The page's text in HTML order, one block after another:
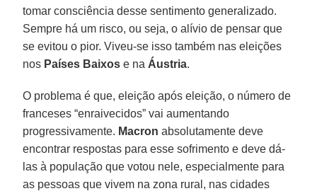
tomar consciência desse sentimento generalizado.
Sempre há um risco, ou seja, o alívio de pensar que
se evitou o pior. Viveu-se isso também nas eleições
nos Países Baixos e na Áustria.
O problema é que, eleição após eleição, o número de
franceses “enraivecidos” vai aumentando
progressivamente. Macron absolutamente deve
encontrar respostas para esse sofrimento e deve dá-
las à população que votou nele, especialmente para
as pessoas que vivem na zona rural, nas cidades